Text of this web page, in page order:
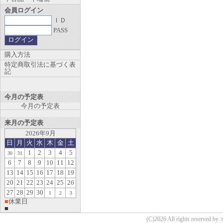
会員ログイン
ＩＤ
PASS
購入方法
特定商取引法に基づく表
記
今月の予定表
今月の予定表
来月の予定表
2026年9月
日
月 火 水 木 金 土
30 31 1 2 3 4
5
6
7 8 9 10 11
12
13 14 15 16 17 18 19
20 21 22 23 24 25 26
27 28 29 30 1 2 3
■休業日
■
(C)2026 All rights reserved by